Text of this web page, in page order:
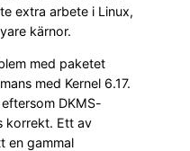
extra arbete i Linux,
kärnor.
med paketet
med Kernel 6.17.
DKMS-
korrekt. Ett av
en gammal